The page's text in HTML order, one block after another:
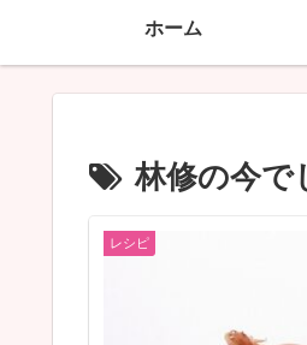
ホーム
林修の今で
レシピ